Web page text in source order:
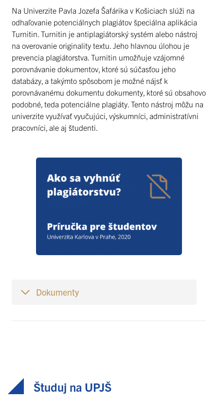
Na Univerzite Pavla Jozefa Šafárika v Košiciach slúži na
odhaľovanie potenciálnych plagiátov špeciálna aplikácia
Turnitin. Turnitin je antiplagiátorský systém alebo nástroj
na overovanie originality textu. Jeho hlavnou úlohou je
prevencia plagiátorstva. Turnitin umožňuje vzájomné
porovnávanie dokumentov, ktoré sú súčasťou jeho
databázy, a takýmto spôsobom je možné nájsť k
porovnávanému dokumentu dokumenty, ktoré sú obsahovo
podobné, teda potenciálne plagiáty. Tento nástroj môžu na
univerzite využívať vyučujúci, výskumníci, administratívni
pracovníci, ale aj študenti.
Dokumenty
Študuj na UPJŠ